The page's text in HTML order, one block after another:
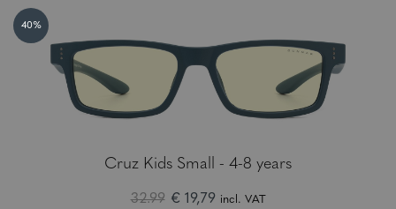
40%
Cruz Kids Small - 4-8 years
32.99 € 19,79 incl. VAT